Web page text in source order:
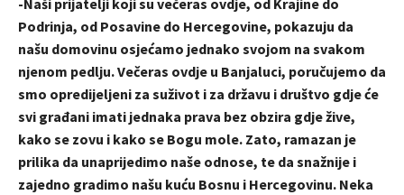
-Naši prijatelji koji su večeras ovdje, od Krajine do
Podrinja, od Posavine do Hercegovine, pokazuju da
našu domovinu osjećamo jednako svojom na svakom
njenom pedlju. Večeras ovdje u Banjaluci, poručujemo da
smo opredijeljeni za suživot i za državu i društvo gdje će
svi građani imati jednaka prava bez obzira gdje žive,
kako se zovu i kako se Bogu mole. Zato, ramazan je
prilika da unaprijedimo naše odnose, te da snažnije i
zajedno gradimo našu kuću Bosnu i Hercegovinu. Neka